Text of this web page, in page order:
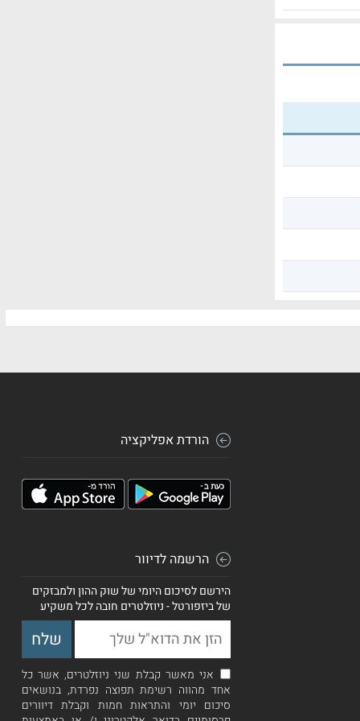
הורדת אפליקציה
הרשמה לדיוור
הירשם לסיכום היומי של שוק ההון ולמבזקים
של ביזפורטל - ניוזלטרים חובה לכל משקיע
אני מאשר קבלת שני ניוזלטרים, אשר כל
אחד מהווה רשימת תפוצה נפרדת, בנושאים
סיכום יומי והתראות חמות וקבלת דיוורים